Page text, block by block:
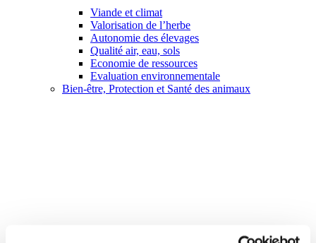
Viande et climat
Valorisation de l’herbe
Autonomie des élevages
Qualité air, eau, sols
Economie de ressources
Evaluation environnementale
Bien-être, Protection et Santé des animaux